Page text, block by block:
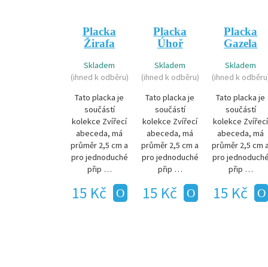
Placka
Žirafa
Skladem
(ihned k odběru)
Tato placka je
součástí
kolekce Zvířecí
abeceda, má
průměr 2,5 cm a
pro jednoduché
přip …
15 Kč
Placka
Úhoř
Skladem
(ihned k odběru)
Tato placka je
součástí
kolekce Zvířecí
abeceda, má
průměr 2,5 cm a
pro jednoduché
přip …
15 Kč
Placka
Gazela
Skladem
(ihned k
Tato placka je
součástí
kolekce Zvířecí
abeceda, má
průměr 2,5 cm
pro
přip …
15 Kč